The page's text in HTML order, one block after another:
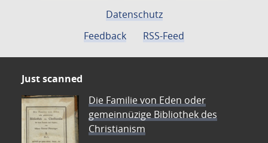
Datenschutz
Feedback
RSS-Feed
Just scanned
Die Familie von Eden oder
gemeinnüzige Bibliothek des
Christianism